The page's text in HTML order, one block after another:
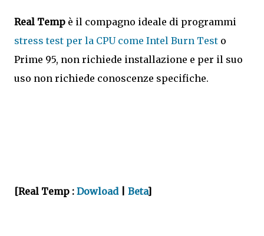
Real Temp è il compagno ideale di programmi
stress test per la CPU come Intel Burn Test o
Prime 95, non richiede installazione e per il suo
uso non richiede conoscenze specifiche.
[Real Temp : Dowload| Beta]